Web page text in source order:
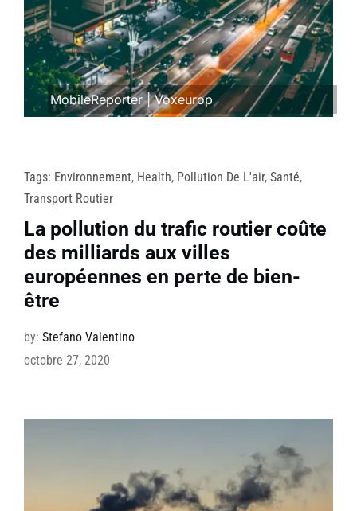
MobileReporter|Voxeurop
Tags: Environnement, Health, Pollution De L'air, Santé,
Transport Routier
La pollution du trafic routier coûte
des milliards aux villes
européennes en perte de bien-
être
by: Stefano Valentino
octobre 27, 2020